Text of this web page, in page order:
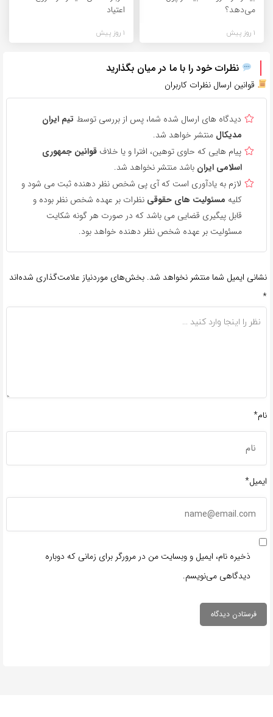
می‌دهد؟
1 روز پیش
اعتیاد
1 روز پیش
نظرات خود را با ما در میان بگذارید
قوانین ارسال نظرات کاربران
دیدگاه های ارسال شده شما، پس از بررسی توسط تیم ایران
مدیکال منتشر خواهد شد.
پیام هایی که حاوی توهین، افترا و یا خلاف قوانین جمهوری
اسلامی ایران باشد منتشر نخواهد شد.
لازم به یادآوری است که آی پی شخص نظر دهنده ثبت می شود و
کلیه مسئولیت های حقوقی نظرات بر عهده شخص نظر بوده و
قابل پیگیری قضایی می باشد که در صورت هر گونه شکایت
مسئولیت بر عهده شخص نظر دهنده خواهد بود.
نشانی ایمیل شما منتشر نخواهد شد. بخش‌های موردنیاز علامت‌گذاری شده‌اند
*
نام*
ایمیل*
ذخیره نام، ایمیل و وبسایت من در مرورگر برای زمانی که دوباره
دیدگاهی می‌نویسم.